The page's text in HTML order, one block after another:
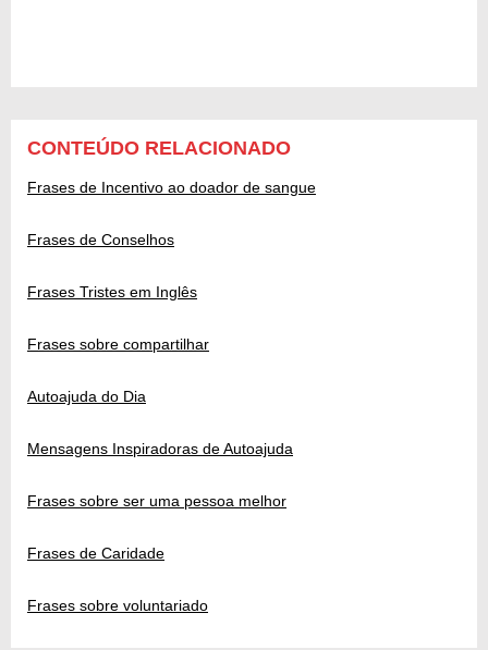
CONTEÚDO RELACIONADO
Frases de Incentivo ao doador de sangue
Frases de Conselhos
Frases Tristes em Inglês
Frases sobre compartilhar
Autoajuda do Dia
Mensagens Inspiradoras de Autoajuda
Frases sobre ser uma pessoa melhor
Frases de Caridade
Frases sobre voluntariado